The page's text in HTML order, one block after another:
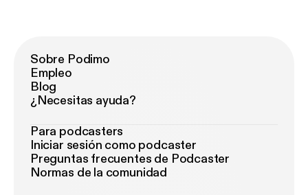
Sobre Podimo
Empleo
Blog
¿Necesitas ayuda?
Para podcasters
Iniciar sesión como podcaster
Preguntas frecuentes de Podcaster
Normas de la comunidad